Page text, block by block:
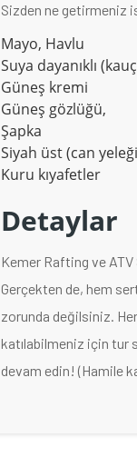
Sizden ne getirmeniz
Mayo, Havlu
Suya dayanıklı
Güneş kremi
Güneş gözlüğü,
Şapka
Siyah üst (can
Kuru kıyafetler
Detaylar
Kemer Rafting ve
Gerçekten de, hem
zorunda değilsiniz.
katılabilmeniz için tur
devam edin! (Hamile